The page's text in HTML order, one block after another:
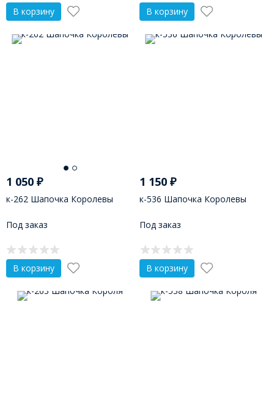
В корзину В корзину
1 050 ₽
к-262 Шапочка Королевы
Под заказ
В корзину
1 150₽
к-536 Шапочка Королевы
Под заказ
В корзину